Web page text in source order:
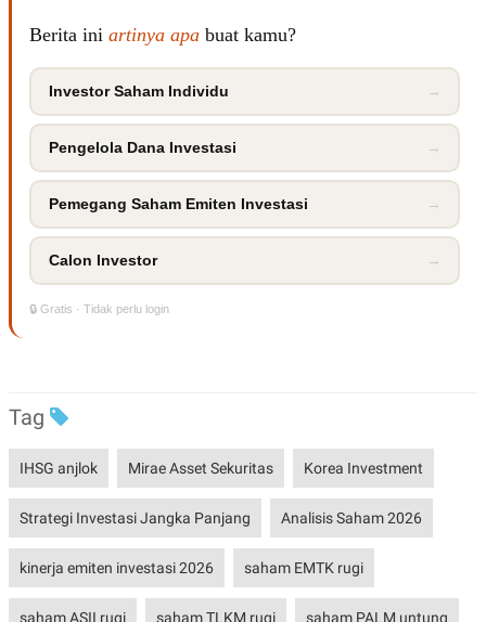
Berita ini artinya apa buat kamu?
Investor Saham Individu →
Pengelola Dana Investasi →
Pemegang Saham Emiten Investasi →
Calon Investor →
🔒 Gratis · Tidak perlu login
Tag
IHSG anjlok Mirae Asset Sekuritas Korea Investment
Strategi Investasi Jangka Panjang Analisis Saham 2026
kinerja emiten investasi 2026 saham EMTK rugi
saham ASII rugi saham TLKM rugi saham PALM untung